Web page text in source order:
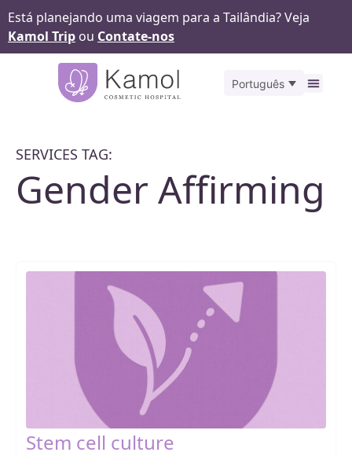
Está planejando uma viagem para a Tailândia? Veja
Kamol Trip ou Contate-nos
Português
SERVICES TAG:
Gender Affirming
Stem cell culture